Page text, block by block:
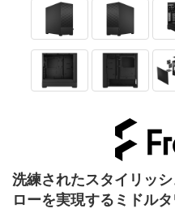
洗練されたスタイリッ
ローを実現するミドル